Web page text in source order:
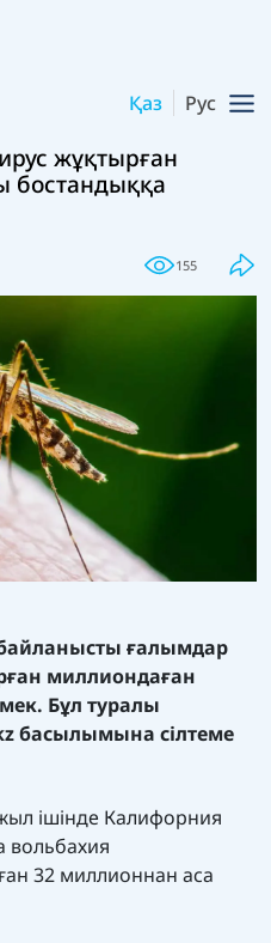
Қаз Рус
жұқтырған
бостандыққа
155
ғалымдар
миллиондаған
Бұл туралы
басылымына сілтеме
ішінде Калифорния
вольбахия
32 миллионнан аса